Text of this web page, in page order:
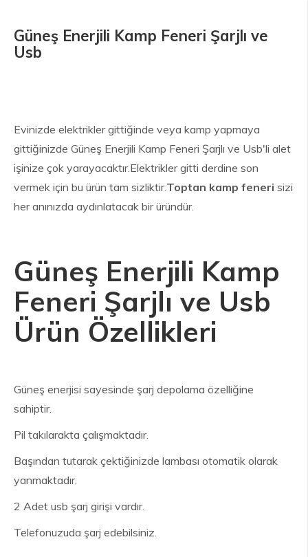
Güneş Enerjili Kamp Feneri Şarjlı ve
Usb
Evinizde elektrikler gittiğinde veya kamp yapmaya
gittiğinizde Güneş Enerjili Kamp Feneri Şarjlı ve Usb'li alet
işinize çok yarayacaktır.Elektrikler gitti derdine son
vermek için bu ürün tam sizliktir.Toptan kamp feneri sizi
her anınızda aydınlatacak bir üründür.
Güneş Enerjili Kamp
Feneri Şarjlı ve Usb
Ürün Özellikleri
Güneş enerjisi sayesinde şarj depolama özelliğine
sahiptir.
Pil takılarakta çalışmaktadır.
Başından tutarak çektiğinizde lambası otomatik olarak
yanmaktadır.
2 Adet usb şarj girişi vardır.
Telefonuzuda şarj edebilsiniz.